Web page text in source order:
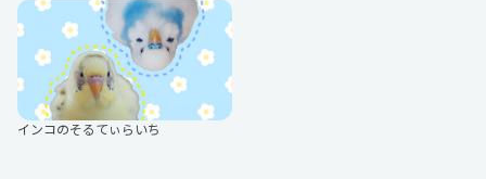
インコのそるてぃらいち